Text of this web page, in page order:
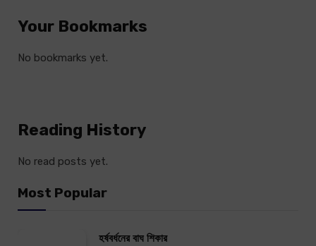
Your Bookmarks
No bookmarks yet.
Reading History
No read posts yet.
Most Popular
হর্ষবর্ধনের বাঘ শিকার